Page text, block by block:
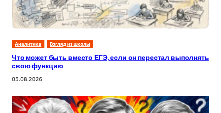
Аналитика Взгляд из школы
Что может быть вместо ЕГЭ, если он перестал выполнять
свою функцию
05.08.2026